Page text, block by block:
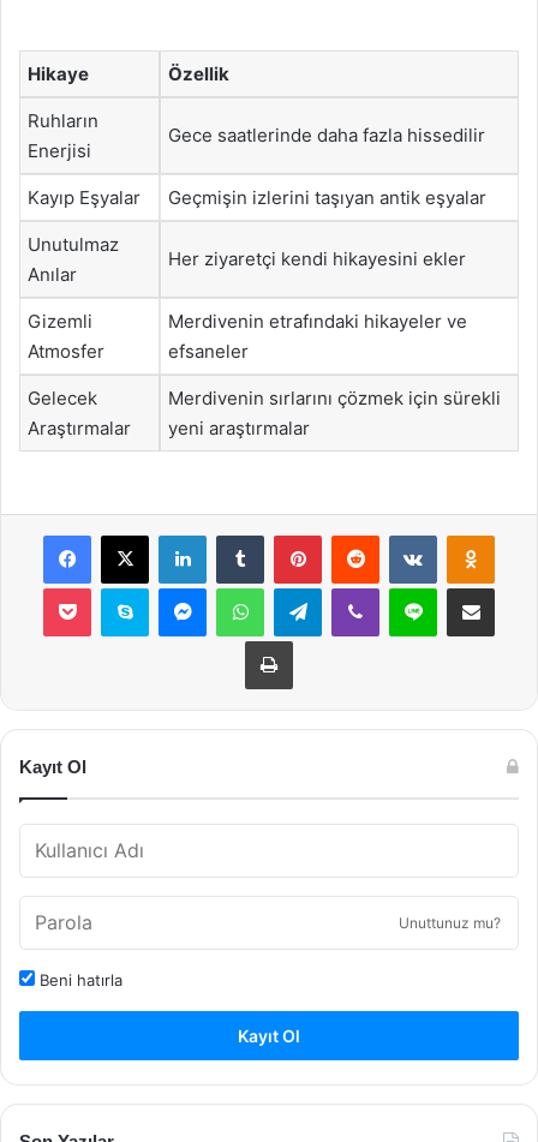
Hikaye Özellik
Ruhların
Enerjisi
Gece saatlerinde daha fazla hissedilir
Kayıp Eşyalar Geçmişin izlerini taşıyan antik eşyalar
Unutulmaz
Anılar
Her ziyaretçi kendi hikayesini ekler
Gizemli
Atmosfer
Merdivenin etrafındaki hikayeler ve
efsaneler
Gelecek
Araştırmalar
Merdivenin sırlarını çözmek için sürekli
yeni araştırmalar
Facebook
X LinkedInTumblr PinterestReddit VKontakte
Pocket Skype MessengerWhatsAppTelegramViber Line E-Posta ile
Yazdır
Kayıt Ol
Unuttunuz mu?
Beni hatırla
Kayıt Ol